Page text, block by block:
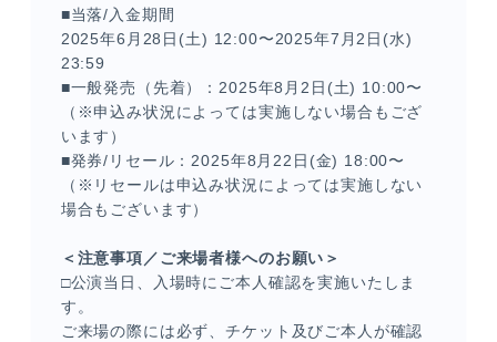
■当落/入金期間
2025年6月28日(土) 12:00〜2025年7月2日(水)
23:59
■一般発売（先着）：2025年8月2日(土) 10:00〜
（※申込み状況によっては実施しない場合もござ
います）
■発券/リセール：2025年8月22日(金) 18:00〜
（※リセールは申込み状況によっては実施しない
場合もございます）
＜注意事項／ご来場者様へのお願い＞
□公演当日、入場時にご本人確認を実施いたしま
す。
ご来場の際には必ず、チケット及びご本人が確認